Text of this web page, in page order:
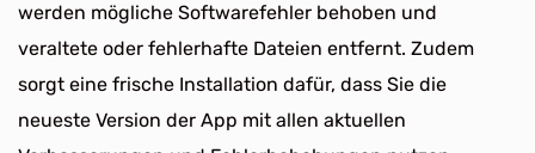
werden mögliche Softwarefehler behoben und
veraltete oder fehlerhafte Dateien entfernt. Zudem
sorgt eine frische Installation dafür, dass Sie die
neueste Version der App mit allen aktuellen